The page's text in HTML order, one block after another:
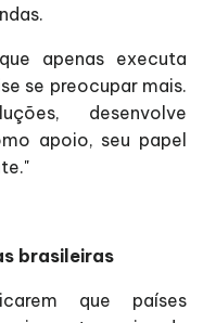
apenas executa
se preocupar mais.
desenvolve
apoio, seu papel
brasileiras
que países